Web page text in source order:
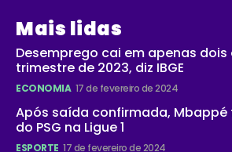
Mais lidas
Desemprego cai em apenas
trimestre de 2023, diz IBGE
ECONOMIA 17 de fevereiro de 2024
Após saída confirmada, Mbappé
do PSG na Ligue 1
ESPORTE 17 de fevereiro de 2024